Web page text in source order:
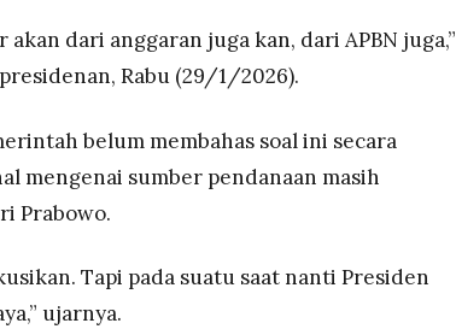
akan dari anggaran juga kan, dari APBN juga,”
Rabu (29/1/2026).
belum membahas soal ini secara
mengenai sumber pendanaan masih
Prabowo.
Tapi pada suatu saat nanti Presiden
ujarnya.